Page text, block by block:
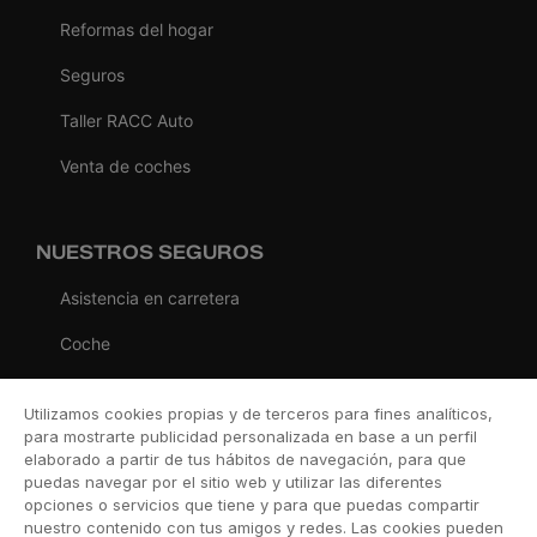
Reformas del hogar
Seguros
Taller RACC Auto
Venta de coches
NUESTROS SEGUROS
Asistencia en carretera
Coche
Viaje
Hogar
Vida
Utilizamos cookies propias y de terceros para fines analíticos,
para mostrarte publicidad personalizada en base a un perfil
elaborado a partir de tus hábitos de navegación, para que
puedas navegar por el sitio web y utilizar las diferentes
opciones o servicios que tiene y para que puedas compartir
nuestro contenido con tus amigos y redes. Las cookies pueden